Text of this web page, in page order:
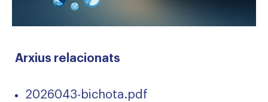
Arxius relacionats
2026043-bichota.pdf